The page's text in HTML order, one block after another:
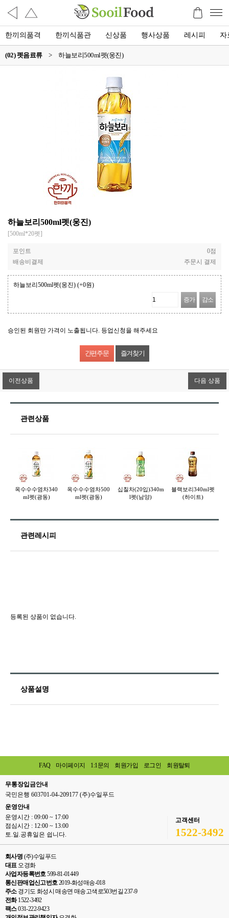
한끼의품격 한끼식품관 신상품 행사상품 레시피 자
(02) 펫음료류 > 하늘보리500ml펫(웅진)
하늘보리500ml펫(웅진)
[500ml*20펫]
포인트
0점
배송비결제
주문시 결제
하늘보리500ml펫(웅진) (+0원)
증가 감소
승인된 회원만 가격이 노출됩니다. 등업신청을 해주세요
즐겨찾기
이전상품 다음 상품
관련상품
옥수수수염차340
ml펫(광동)
옥수수수염차500
ml펫(광동)
십칠차(20입)340m
l펫(남양)
블랙보리340ml펫
(하이트)
관련레시피
등록된 상품이 없습니다.
상품설명
FAQ 마이페이지 1:1문의 회원가입 로그인 회원탈퇴
무통장입금안내
국민은행 603701-04-209177 (주)수일푸드
운영안내
운영시간 : 09:00 ~ 17:00
점심시간 : 12:00 ~ 13:00
토.일.공휴일은 쉽니다.
고객센터
1522-3492
회사명 (주)수일푸드
대표오경화
사업자등록번호599-81-01449
통신판매업신고번호2019-화성매송-018
주소경기도 화성시 매송면 매송고색로503번길 237-9
전화1522-3492
팩스031-222-9423